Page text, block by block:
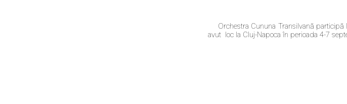
Orchestra Cununa Transilvană
avut loc la Cluj-Napoca în perioada 4-7